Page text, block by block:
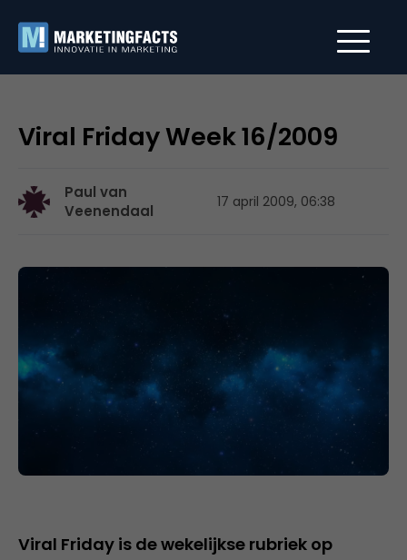
Viral Friday Week 16/2009
Paul van
Veenendaal
17 april 2009, 06:38
Viral Friday is de wekelijkse rubriek op